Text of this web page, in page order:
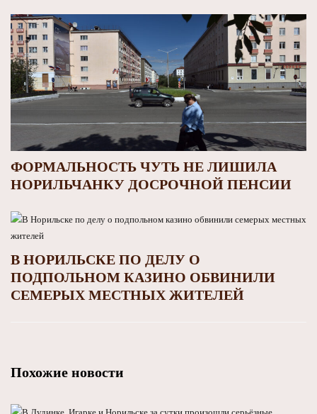
ФОРМАЛЬНОСТЬ ЧУТЬ НЕ ЛИШИЛА
НОРИЛЬЧАНКУ ДОСРОЧНОЙ ПЕНСИИ
В НОРИЛЬСКЕ ПО ДЕЛУ О
ПОДПОЛЬНОМ КАЗИНО ОБВИНИЛИ
СЕМЕРЫХ МЕСТНЫХ ЖИТЕЛЕЙ
Похожие новости